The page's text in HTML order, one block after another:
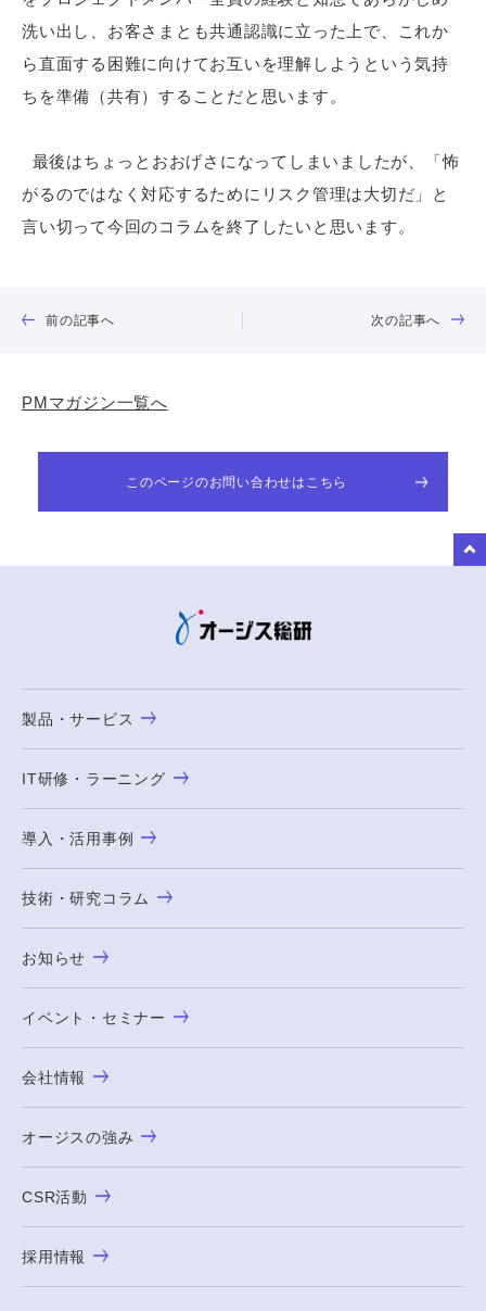
洗い出し、お客さまとも共通認識に立った上で、これか
ら直面する困難に向けてお互いを理解しようという気持
ちを準備（共有）することだと思います。
最後はちょっとおおげさになってしまいましたが、「怖
がるのではなく対応するためにリスク管理は大切だ」と
言い切って今回のコラムを終了したいと思います。
前の記事へ 次の記事へ
PMマガジン一覧へ
このページのお問い合わせはこちら
製品・サービス
IT研修・ラーニング
導入・活用事例
技術・研究コラム
お知らせ
イベント・セミナー
会社情報
オージスの強み
CSR活動
採用情報